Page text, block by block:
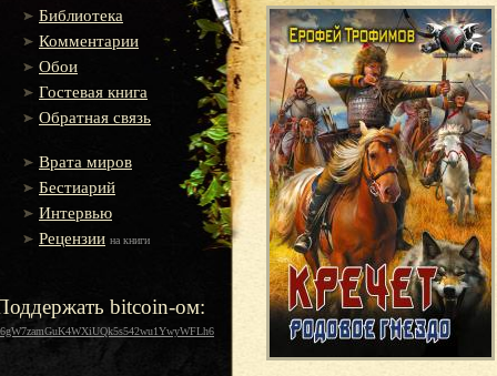
Библиотека
Комментарии
Обои
Гостевая книга
Обратная связь
Врата миров
Бестиарий
Интервью
Рецензии на книги
bitcoin-ом: